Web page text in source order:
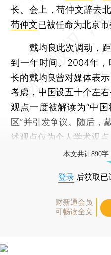
长。会上，苟仲文辞去
苟仲文已被任命为北京市
戴均良此次调动，距
到一年时间。2004年，
长的戴均良曾对媒体表
考虑，中国设五十个左
观点一度被解读为“中
区”并引发争议。随后，
述观点仅为个人学术观点
本文共计890
登录 后获取已
财新通会员
可畅读全文